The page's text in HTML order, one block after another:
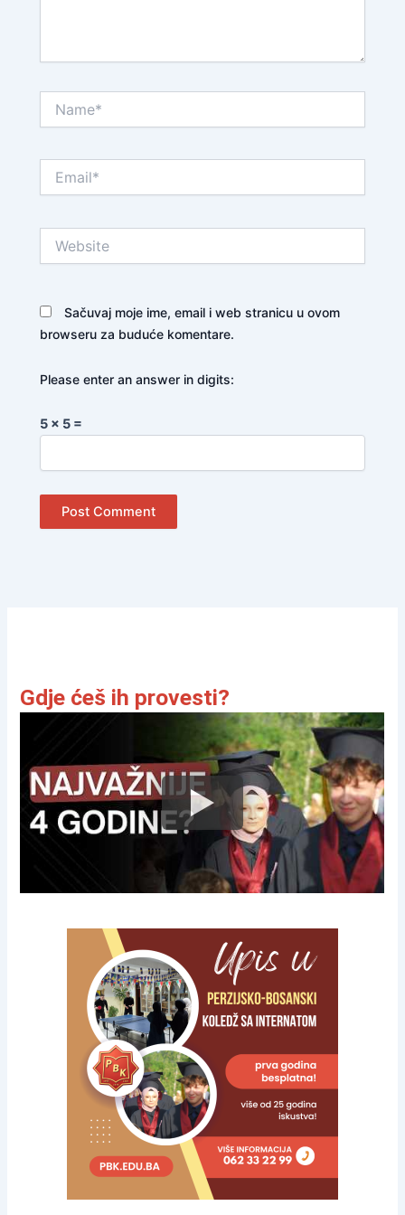
Sačuvaj moje ime, email i web stranicu u ovom
browseru za buduće komentare.
Please enter an answer in digits:
5 × 5 =
Gdje ćeš ih provesti?